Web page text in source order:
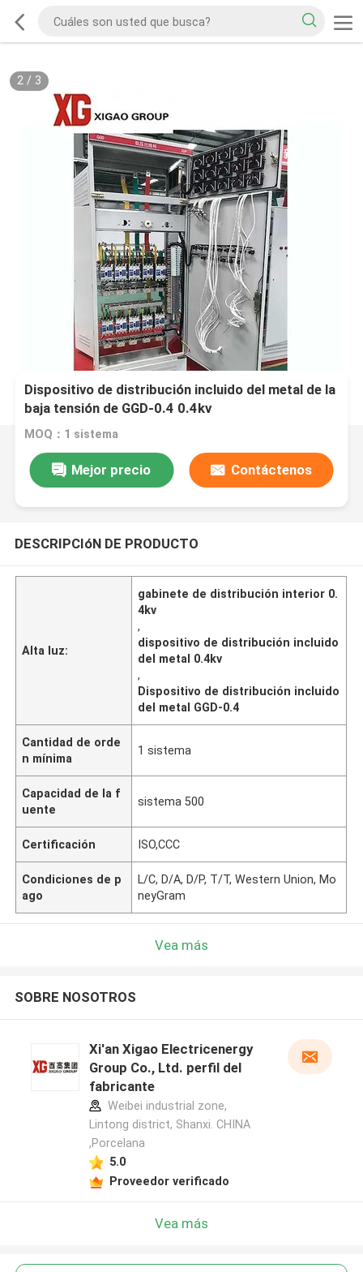
2/ 3
Dispositivo de distribución incluido del metal de la
baja tensión de GGD-0.4 0.4kv
MOQ：1 sistema
Mejor precio Contáctenos
DESCRIPCIóN DE PRODUCTO
Alta luz:
gabinete de distribución interior 0.
4kv
,
dispositivo de distribución incluido
del metal 0.4kv
,
Dispositivo de distribución incluido
del metal GGD-0.4
Cantidad de orde
n mínima
1 sistema
Capacidad de la f
uente
sistema 500
Certificación ISO,CCC
Condiciones de p
ago
L/C, D/A, D/P, T/T, Western Union, Mo
neyGram
Vea más
SOBRE NOSOTROS
Xi'an Xigao Electricenergy
Group Co., Ltd. perfil del
fabricante
Weibei industrial zone,
Lintong district, Shanxi. CHINA
,Porcelana
5.0
Proveedor verificado
Vea más